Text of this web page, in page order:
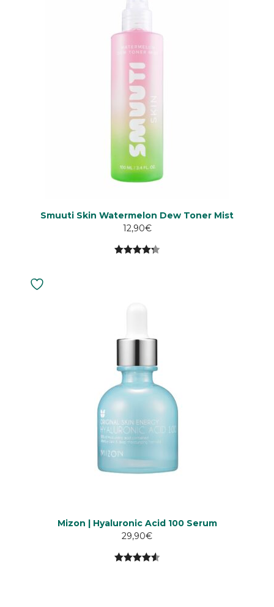
Smuuti Skin Watermelon Dew Toner Mist
12,90€
Mizon | Hyaluronic Acid 100 Serum
29,90€